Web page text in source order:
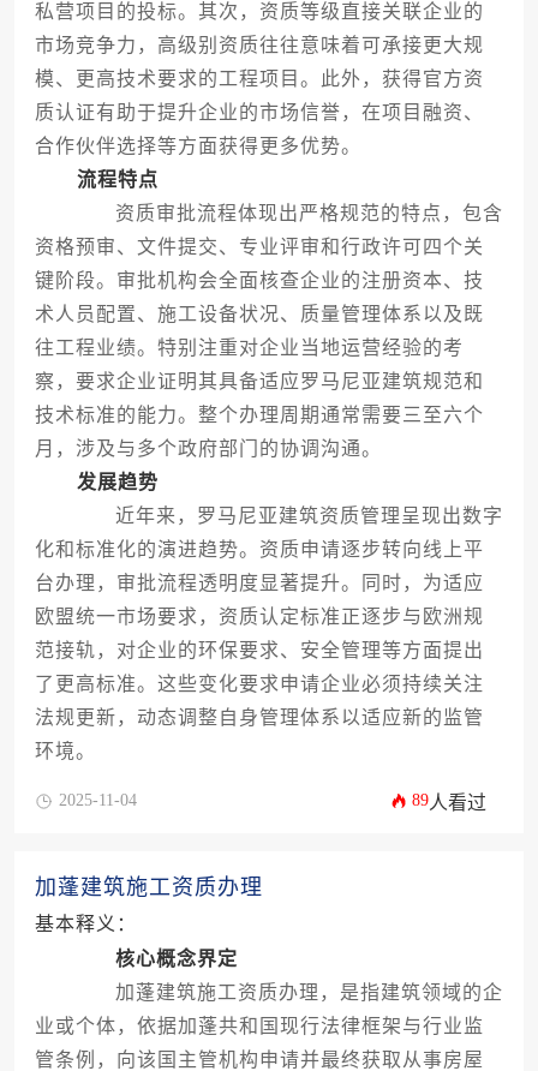
私营项目的投标。其次，资质等级直接关联企业的
市场竞争力，高级别资质往往意味着可承接更大规
模、更高技术要求的工程项目。此外，获得官方资
质认证有助于提升企业的市场信誉，在项目融资、
合作伙伴选择等方面获得更多优势。
流程特点
资质审批流程体现出严格规范的特点，包含
资格预审、文件提交、专业评审和行政许可四个关
键阶段。审批机构会全面核查企业的注册资本、技
术人员配置、施工设备状况、质量管理体系以及既
往工程业绩。特别注重对企业当地运营经验的考
察，要求企业证明其具备适应罗马尼亚建筑规范和
技术标准的能力。整个办理周期通常需要三至六个
月，涉及与多个政府部门的协调沟通。
发展趋势
近年来，罗马尼亚建筑资质管理呈现出数字
化和标准化的演进趋势。资质申请逐步转向线上平
台办理，审批流程透明度显著提升。同时，为适应
欧盟统一市场要求，资质认定标准正逐步与欧洲规
范接轨，对企业的环保要求、安全管理等方面提出
了更高标准。这些变化要求申请企业必须持续关注
法规更新，动态调整自身管理体系以适应新的监管
环境。
2025-11-04 89人看过
加蓬建筑施工资质办理
基本释义：
核心概念界定
加蓬建筑施工资质办理，是指建筑领域的企
业或个体，依据加蓬共和国现行法律框架与行业监
管条例，向该国主管机构申请并最终获取从事房屋